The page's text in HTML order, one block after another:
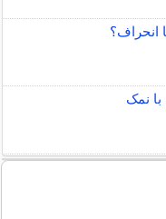
انحراف؟
نمک